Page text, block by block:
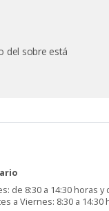
del sobre está
de 8:30 a 14:30 horas y
a Viernes: 8:30 a 14:30